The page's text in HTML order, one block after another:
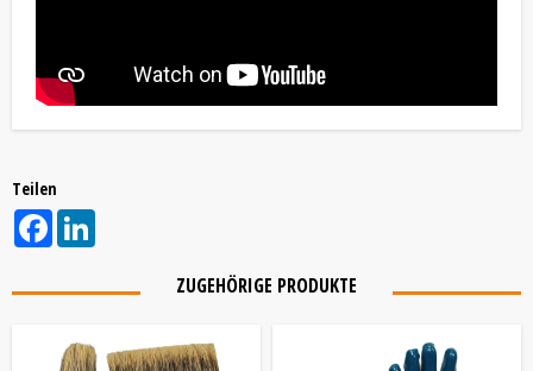
Teilen
Facebook
ZUGEHÖRIGE PRODUKTE